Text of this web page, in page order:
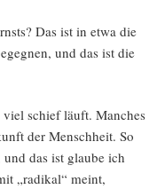
Das ist in etwa die
und das ist die
schief läuft. Man­ches
der Mensch­heit. So
das ist glau­be ich
„radi­kal“ meint,